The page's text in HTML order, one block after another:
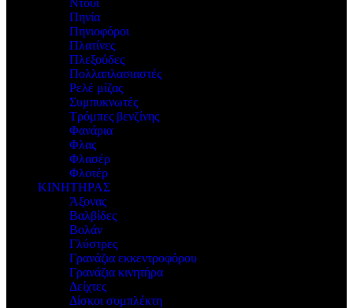
Ντουί
Πηνία
Πηνιοφόροι
Πλατίνες
Πλεξούδες
Πολλαπλασιαστές
Ρελέ μίζας
Συμπυκνωτές
Τρόμπες βενζίνης
Φανάρια
Φλας
Φλασέρ
Φλοτέρ
ΚΙΝΗΤΗΡΑΣ
Άξονας
Βαλβίδες
Βολάν
Γλύστρες
Γρανάζια εκκεντροφόρου
Γρανάζια κινητήρα
Δείχτες
Δίσκοι συμπλέκτη